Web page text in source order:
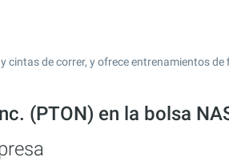
cintas de correr, y ofrece entrenamientos de
(PTON) en la bolsa